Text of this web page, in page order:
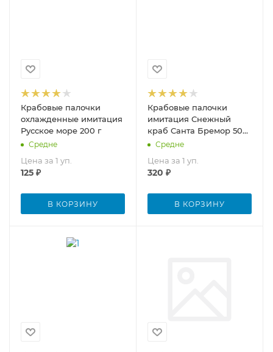
Крабовые палочки
охлажденные имитация
Русское море 200 г
Средне
Цена за 1 уп.
125 ₽
В КОРЗИНУ
Крабовые палочки
имитация Снежный
краб Санта Бремор 500
г Средне
Цена за 1 уп.
320 ₽
В КОРЗИНУ